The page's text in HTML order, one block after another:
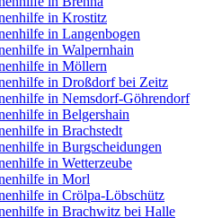
in Krostitz
in Langenbogen
in Walpernhain
in Möllern
in Droßdorf bei Zeitz
in Nemsdorf-Göhrendorf
in Belgershain
in Brachstedt
in Burgscheidungen
in Wetterzeube
in Morl
in Crölpa-Löbschütz
in Brachwitz bei Halle